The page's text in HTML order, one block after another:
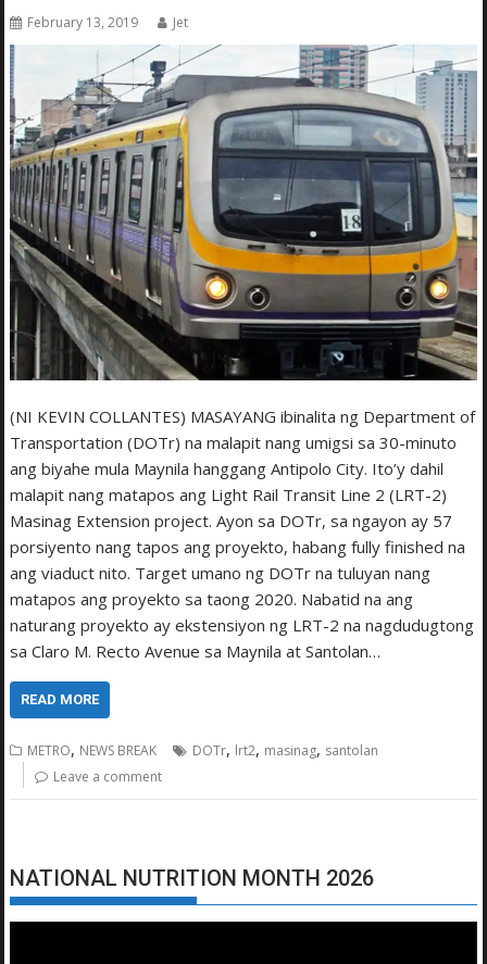
February 13, 2019 Jet
(NI KEVIN COLLANTES) MASAYANG ibinalita ng Department of
Transportation (DOTr) na malapit nang umigsi sa 30-minuto
ang biyahe mula Maynila hanggang Antipolo City. Ito’y dahil
malapit nang matapos ang Light Rail Transit Line 2 (LRT-2)
Masinag Extension project. Ayon sa DOTr, sa ngayon ay 57
porsiyento nang tapos ang proyekto, habang fully finished na
ang viaduct nito. Target umano ng DOTr na tuluyan nang
matapos ang proyekto sa taong 2020. Nabatid na ang
naturang proyekto ay ekstensiyon ng LRT-2 na nagdudugtong
sa Claro M. Recto Avenue sa Maynila at Santolan…
READ MORE
METRO, NEWS BREAK DOTr, lrt2, masinag, santolan
Leave a comment
NATIONAL NUTRITION MONTH 2026